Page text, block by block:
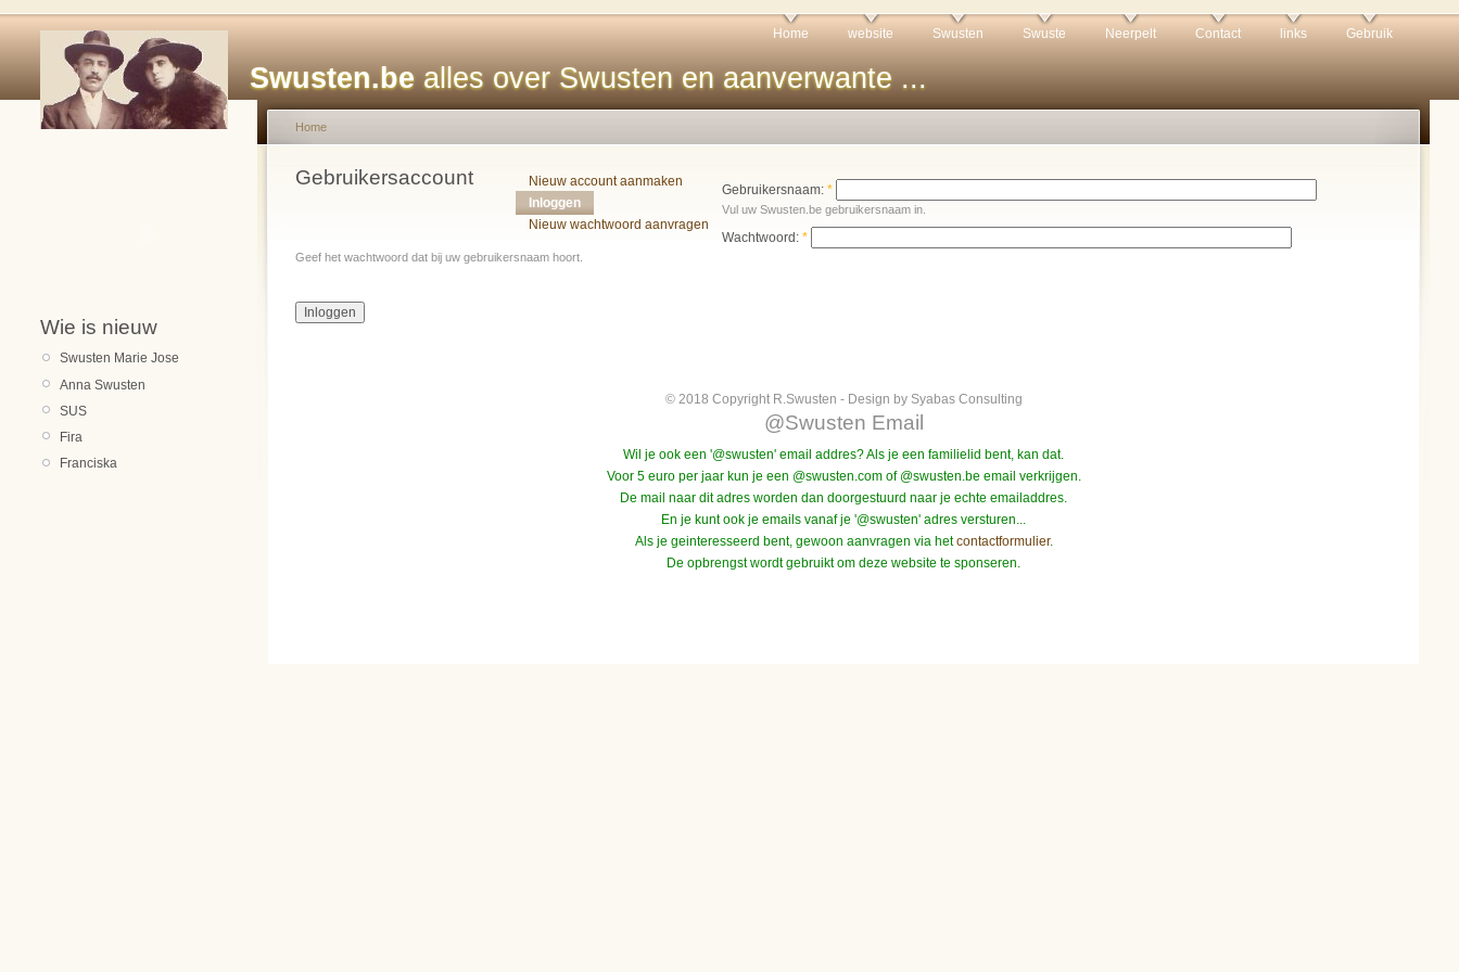
Swusten.bealles over Swusten en aanverwante ...
Home website Swusten Swuste Neerpelt Contact links Gebruik
Wie is nieuw
Swusten Marie Jose
Anna Swusten
SUS
Fira
Franciska
Home
Gebruikersaccount
Nieuw account aanmaken
Inloggen
Nieuw wachtwoord aanvragen
Gebruikersnaam:*
Vul uw Swusten.be gebruikersnaam in.
Wachtwoord:*
Geef het wachtwoord dat bij uw gebruikersnaam hoort.
© 2018 Copyright R.Swusten - Design by Syabas Consulting
@Swusten Email
Wil je ook een '@swusten' email addres? Als je een familielid bent, kan dat.
Voor 5 euro per jaar kun je een @swusten.com of @swusten.be email verkrijgen.
De mail naar dit adres worden dan doorgestuurd naar je echte emailaddres.
En je kunt ook je emails vanaf je '@swusten' adres versturen...
Als je geinteresseerd bent, gewoon aanvragen via hetcontactformulier.
De opbrengst wordt gebruikt om deze website te sponseren.